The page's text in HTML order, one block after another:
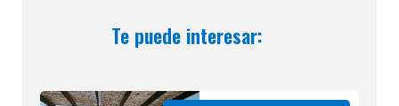
Te puede interesar: